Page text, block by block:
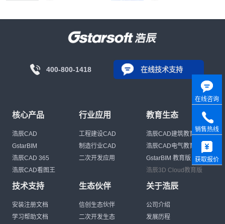
400-800-1418 在线技术支持
核心产品
浩辰CAD
GstarBIM
浩辰CAD 365
浩辰CAD看图王
行业应用
工程建设CAD
制造行业CAD
二次开发应用
教育生态
浩辰CAD建筑教育版
浩辰CAD电气教育版
GstarBIM 教育版
浩辰3D Cloud教育版
技术支持
安装注册文档
学习帮助文档
生态伙伴
信创生态伙伴
二次开发生态
关于浩辰
公司介绍
发展历程
在线咨询
销售热线
获取报价